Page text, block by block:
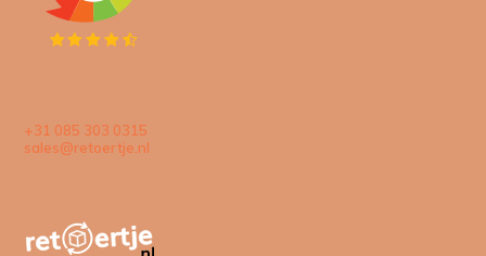
+31 085 303 0315
sales@retoertje.nl